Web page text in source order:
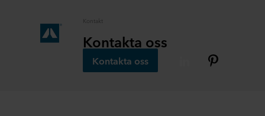
Kontakt
Kontakta oss
Kontakta oss